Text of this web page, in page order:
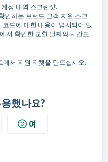
정 내역 스크린샷.
인하는 브랜드 고객 지원 스크
드에 대한 내용이 명시되어 있
서 확인한 교환 날짜와 시간도
에서 지원 티켓을 만드십시오.
했나요?
예